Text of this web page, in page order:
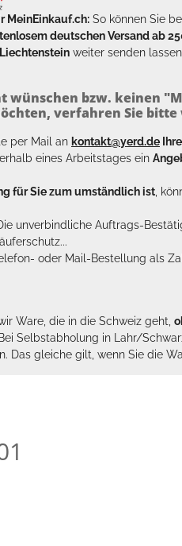
MeinEinkauf.ch: So können Sie
deutschen Versand ab
weiter senden
wünschen bzw. keinen
verfahren Sie bitte
per Mail an kontakt@yerd.de
eines Arbeitstages ein
für Sie zum umständlich ist ,
unverbindliche Auftrags-
oder Mail-Bestellung als
Ware, die in die Schweiz geht,
Selbstabholung in Lahr/
Das gleiche gilt, wenn Sie die